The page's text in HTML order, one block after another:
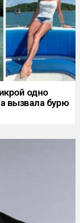
одно
вызвала бурю